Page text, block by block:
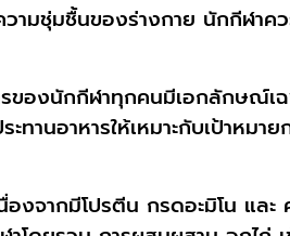
ามชุ่มชื้นของร่างกาย นักกีฬา
องนักกีฬาทุกคนมีเอกลักษณ์เ
านอาหารให้เหมาะกับเป้าหม
งจากมีโปรตีน กรดอะมิโน แล